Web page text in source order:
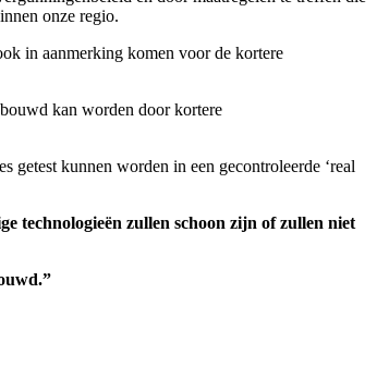
onze regio.
in aanmerking komen voor de kortere
kan worden door kortere
kunnen worden in een gecontroleerde ‘real
technologieën zullen schoon zijn of zullen niet